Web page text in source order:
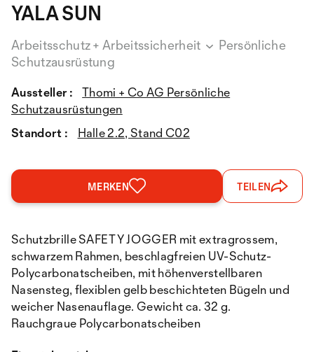
YALA SUN
Arbeitsschutz + Arbeitssicherheit
Persönliche
Schutzausrüstung
Aussteller :
Thomi + Co AG Persönliche
Schutzausrüstungen
Standort :
Halle 2.2, Stand C02
MERKEN TEILEN
Schutzbrille SAFETY JOGGER mit extragrossem,
schwarzem Rahmen, beschlagfreien UV-Schutz-
Polycarbonatscheiben, mit höhenverstellbaren
Nasensteg, flexiblen gelb beschichteten Bügeln und
weicher Nasenauflage. Gewicht ca. 32 g.
Rauchgraue Polycarbonatscheiben